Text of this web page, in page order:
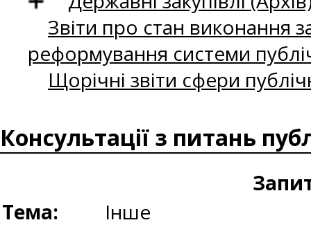
Звіти про стан виконання
реформування системи
Щорічні звіти сфери
Консультації з питань
Тема:
Інше